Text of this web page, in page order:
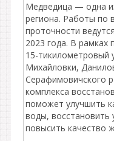
Медведица — одна
региона. Работы по
проточности
2023 года. В рамках
15-тикилометровый
Михайловки,
Серафимовичского
комплекса
поможет улучшить
воды, восстановить
повысить качество